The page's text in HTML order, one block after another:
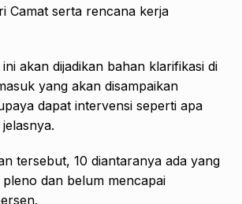
Camat serta rencana kerja
ini akan dijadikan bahan klarifikasi di
yang akan disampaikan
dapat intervensi seperti apa
tersebut, 10 diantaranya ada yang
dan belum mencapai